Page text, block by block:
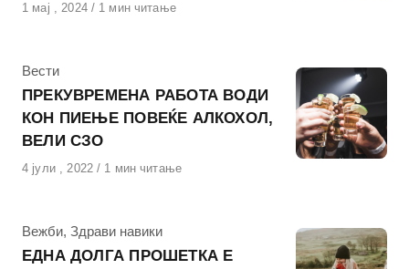
Објавено
1 мај , 2024 1 мин читање
КАтегорија
Вести
ПРЕКУВРЕМЕНА РАБОТА ВОДИ
КОН ПИЕЊЕ ПОВЕЌЕ АЛКОХОЛ,
ВЕЛИ СЗО
Објавено
4 јули , 2022 1 мин читање
КАтегорија
Вежби, Здрави навики
ЕДНА ДОЛГА ПРОШЕТКА Е